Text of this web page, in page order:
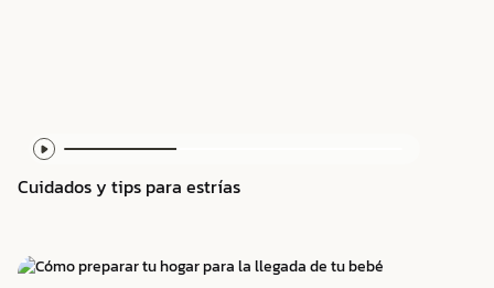
Cuidados y tips para estrías